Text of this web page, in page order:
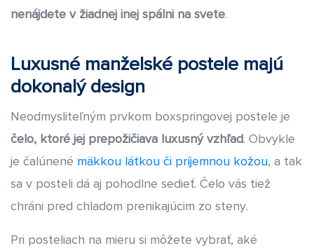
nenájdete v žiadnej inej spálni na svete.
Luxusné manželské postele majú
dokonalý design
Neodmysliteľným prvkom boxspringovej postele je
čelo, ktoré jej prepožičiava luxusný vzhľad. Obvykle
je čalúnené mäkkou látkou či príjemnou kožou, a tak
sa v posteli dá aj pohodlne sedieť. Čelo vás tiež
chráni pred chladom prenikajúcim zo steny.
Pri posteliach na mieru si môžete vybrať, aké